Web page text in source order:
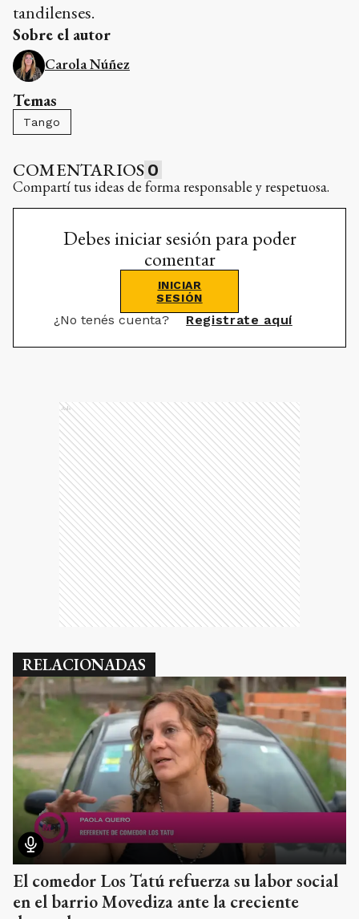
tandilenses.
Sobre el autor
Carola Núñez
Temas
Tango
COMENTARIOS 0
Compartí tus ideas de forma responsable y respetuosa.
Debes iniciar sesión para poder
comentar
INICIAR
SESIÓN
¿No tenés cuenta? Registrate aquí
Ads
RELACIONADAS
El comedor Los Tatú refuerza su labor social
en el barrio Movediza ante la creciente